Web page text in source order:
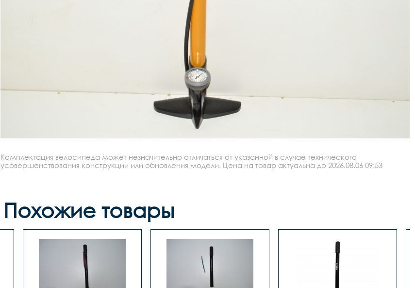
Комплектация велосипеда может незначительно отличаться от указанной в случае технического
усовершенствования конструкции или обновления модели. Цена на товар актуальна до 2026.08.06 09:53
Похожие товары